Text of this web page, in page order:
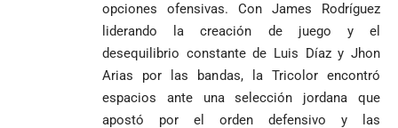
opciones ofensivas. Con James Rodríguez
liderando la creación de juego y el
desequilibrio constante de Luis Díaz y Jhon
Arias por las bandas, la Tricolor encontró
espacios ante una selección jordana que
apostó por el orden defensivo y las
Federico
Gutiérrez
Jesús Hincapié
Álzate, reconocido
sacerdote de la
Diócesis de
Girardota, Párroco
de Yolombo
segunda
vuelta
Alemania no
tuvo piedad:
goleó 7-1 a un
Diócesis de
Sonsón-Rionegro
tomadas en